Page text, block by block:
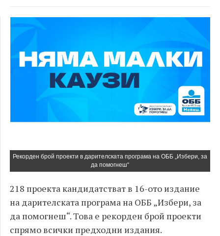
Рекорден брой проекти в дарителската програма на ОББ „Избери, за
да помогнеш“
218 проекта кандидатстват в 16-ото издание
на дарителската програма на ОББ „Избери, за
да помогнеш“. Това е рекорден брой проекти
спрямо всички предходни издания.